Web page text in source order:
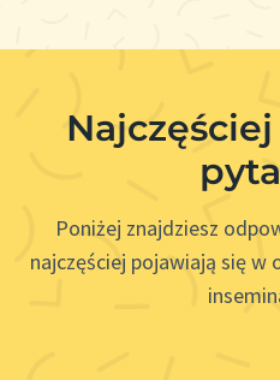
Poniżej znajdziesz
najczęściej pojawiają się w